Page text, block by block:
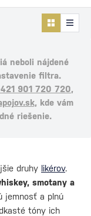
neboli nájdené
filtra.
901 720 720,
, kde vám
riešenie.
druhy likérov.
smotany a
jemnosť a plnú
tóny ich